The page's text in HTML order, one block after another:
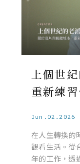
上個世
重新練
Jun.02.2026
在人生轉換的
觀看生活。從
年的工作，透